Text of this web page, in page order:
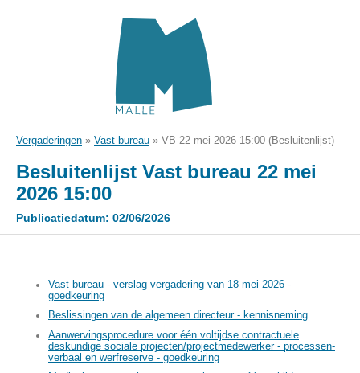
Vergaderingen » Vast bureau » VB 22 mei 2026 15:00 (Besluitenlijst)
Besluitenlijst Vast bureau 22 mei
2026 15:00
Publicatiedatum: 02/06/2026
Vast bureau - verslag vergadering van 18 mei 2026 -
goedkeuring
Beslissingen van de algemeen directeur - kennisneming
Aanwervingsprocedure voor één voltijdse contractuele
deskundige sociale projecten/projectmedewerker - processen-
verbaal en werfreserve - goedkeuring